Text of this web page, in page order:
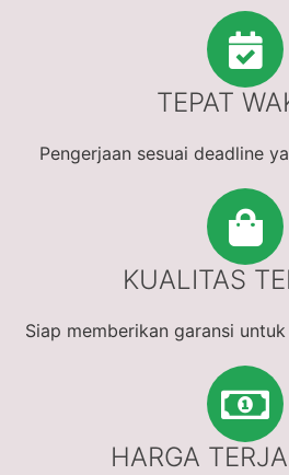
TEPAT
Pengerjaan sesuai deadline
KUALITAS
Siap memberikan garansi
HARGA